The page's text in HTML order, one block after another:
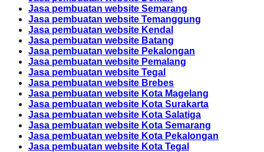
Jasa pembuatan website Semarang
Jasa pembuatan website Temanggung
Jasa pembuatan website Kendal
Jasa pembuatan website Batang
Jasa pembuatan website Pekalongan
Jasa pembuatan website Pemalang
Jasa pembuatan website Tegal
Jasa pembuatan website Brebes
Jasa pembuatan website Kota Magelang
Jasa pembuatan website Kota Surakarta
Jasa pembuatan website Kota Salatiga
Jasa pembuatan website Kota Semarang
Jasa pembuatan website Kota Pekalongan
Jasa pembuatan website Kota Tegal